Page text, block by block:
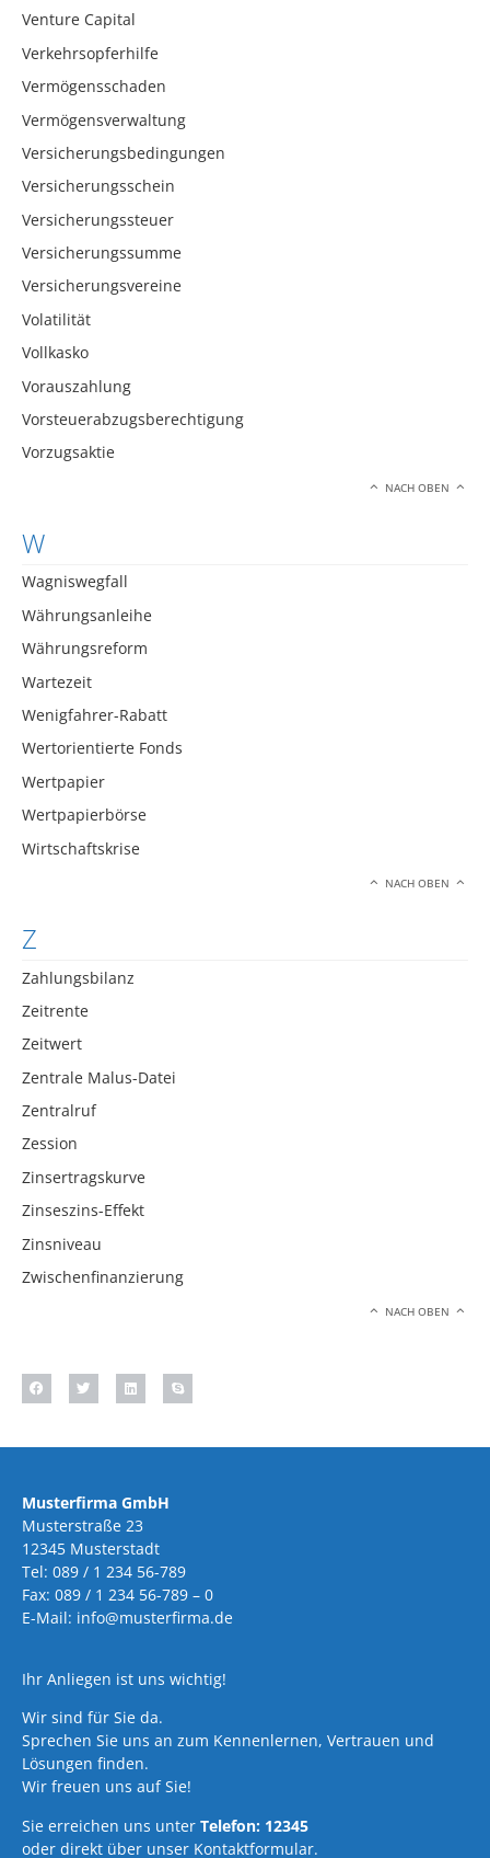
Venture Capital
Verkehrsopferhilfe
Vermögensschaden
Vermögensverwaltung
Versicherungsbedingungen
Versicherungsschein
Versicherungssteuer
Versicherungssumme
Versicherungsvereine
Volatilität
Vollkasko
Vorauszahlung
Vorsteuerabzugsberechtigung
Vorzugsaktie
NACH OBEN
W
Wagniswegfall
Währungsanleihe
Währungsreform
Wartezeit
Wenigfahrer-Rabatt
Wertorientierte Fonds
Wertpapier
Wertpapierbörse
Wirtschaftskrise
NACH OBEN
Z
Zahlungsbilanz
Zeitrente
Zeitwert
Zentrale Malus-Datei
Zentralruf
Zession
Zinsertragskurve
Zinseszins-Effekt
Zinsniveau
Zwischenfinanzierung
NACH OBEN
Musterfirma GmbH
Musterstraße 23
12345 Musterstadt
Tel: 089 / 1 234 56-789
Fax: 089 / 1 234 56-789 – 0
E-Mail: info@musterfirma.de
Ihr Anliegen ist uns wichtig!
Wir sind für Sie da.
Sprechen Sie uns an zum Kennenlernen, Vertrauen und
Lösungen finden.
Wir freuen uns auf Sie!
Sie erreichen uns unter Telefon: 12345
oder direkt über unser Kontaktformular.